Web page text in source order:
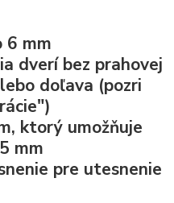
6 mm
dverí bez prahovej
doľava (pozri
ktorý umožňuje
mm
pre utesnenie